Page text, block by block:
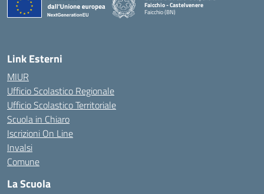
Faicchio - Castelvenere
Faicchio (BN)
Link Esterni
MIUR
Ufficio Scolastico Regionale
Ufficio Scolastico Territoriale
Scuola in Chiaro
Iscrizioni On Line
Invalsi
Comune
La Scuola